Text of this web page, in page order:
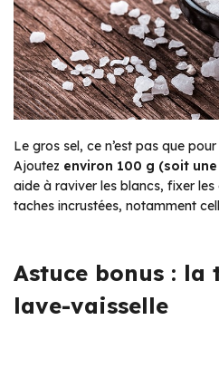
Le gros sel, ce n’est pas que
Ajoutez environ 100 g (soit
aide à raviver les blancs, fixer les
taches incrustées, notamment
Astuce bonus :
lave-vaisselle